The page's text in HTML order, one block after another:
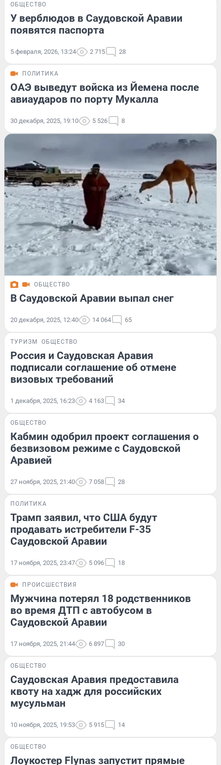
ОБЩЕСТВО
У верблюдов в Саудовской Аравии
появятся паспорта
5 февраля, 2026, 13:24 2 715 28
ПОЛИТИКА
ОАЭ выведут войска из Йемена после
авиаударов по порту Мукалла
30 декабря, 2025, 19:10 5 526 8
ОБЩЕСТВО
В Саудовской Аравии выпал снег
20 декабря, 2025, 12:40 14 064 65
ТУРИЗМ ОБЩЕСТВО
Россия и Саудовская Аравия
подписали соглашение об отмене
визовых требований
1 декабря, 2025, 16:23 4 163 34
ОБЩЕСТВО
Кабмин одобрил проект соглашения о
безвизовом режиме с Саудовской
Аравией
27 ноября, 2025, 21:40 7 058 28
ПОЛИТИКА
Трамп заявил, что США будут
продавать истребители F-35
Саудовской Аравии
17 ноября, 2025, 23:47 5 096 18
ПРОИСШЕСТВИЯ
Мужчина потерял 18 родственников
во время ДТП с автобусом в
Саудовской Аравии
17 ноября, 2025, 21:44 6 897 30
ОБЩЕСТВО
Саудовская Аравия предоставила
квоту на хадж для российских
мусульман
10 ноября, 2025, 19:53 5 915 14
ОБЩЕСТВО
Лоукостер Flynas запустит прямые